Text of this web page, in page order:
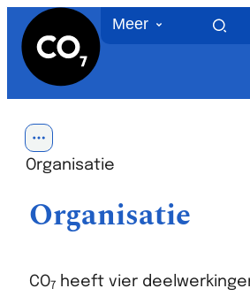
Naar inhoud
CO7 Meer
Toon alle broodkruimel items
Organisatie
Organisatie
CO7
heeft vier